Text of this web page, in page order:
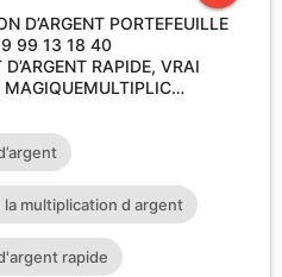
D’ARGENT PORTEFEUILLE
99 13 18 40
RAPIDE, VRAI
MAGIQUEMULTIPLIC…
multiplication d argent
rapide